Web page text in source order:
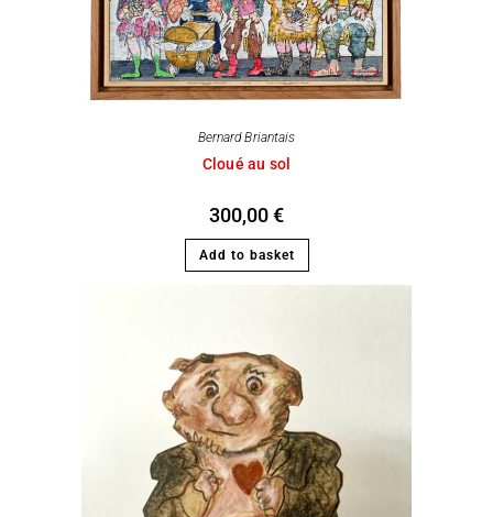
Bernard Briantais
Cloué au sol
300,00€
Add to basket